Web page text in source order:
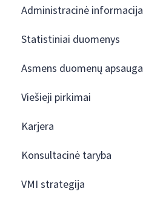
Administracinė informacija
Statistiniai duomenys
Asmens duomenų apsauga
Viešieji pirkimai
Karjera
Konsultacinė taryba
VMI strategija